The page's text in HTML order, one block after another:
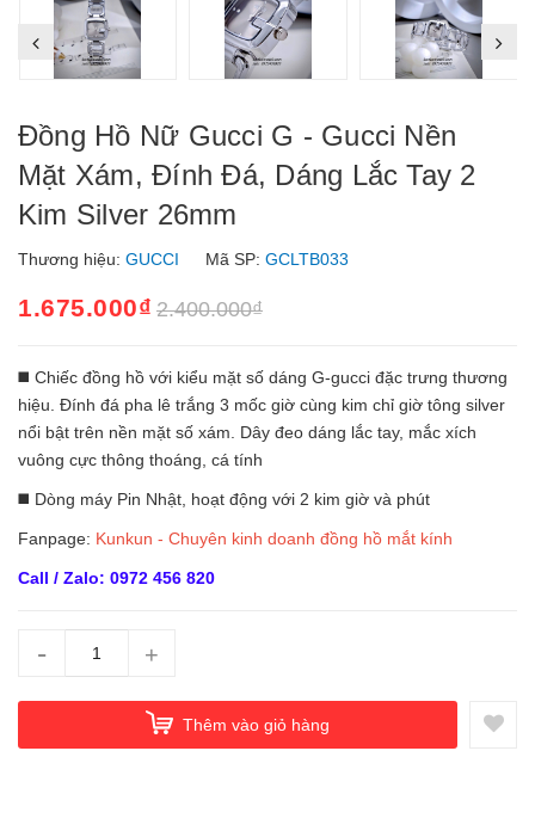
Đồng Hồ Nữ Gucci G - Gucci Nền
Mặt Xám, Đính Đá, Dáng Lắc Tay 2
Kim Silver 26mm
Thương hiệu: GUCCI Mã SP: GCLTB033
1.675.000₫ 2.400.000₫
◼️ Chiếc đồng hồ với kiểu mặt số dáng G-gucci đặc trưng thương
hiệu. Đính đá pha lê trắng 3 mốc giờ cùng kim chỉ giờ tông silver
nổi bật trên nền mặt số xám. Dây đeo dáng lắc tay, mắc xích
vuông cực thông thoáng, cá tính
◼️ Dòng máy Pin Nhật, hoạt động với 2 kim giờ và phút
Fanpage: Kunkun - Chuyên kinh doanh đồng hồ mắt kính
Call / Zalo: 0972 456 820
- +
Thêm vào giỏ hàng